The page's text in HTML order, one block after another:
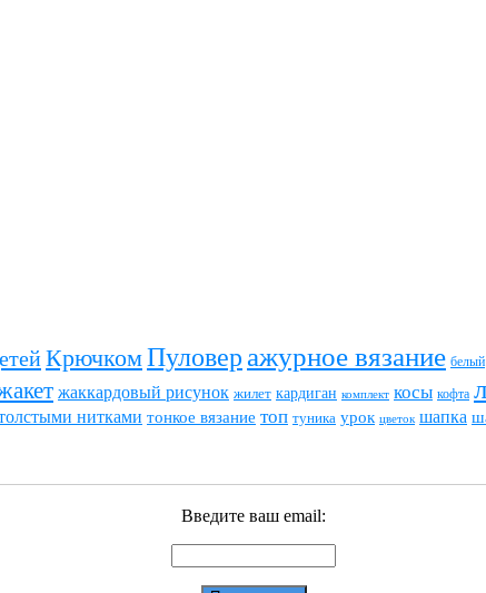
КрючкомПуловер ажурное вязание белый
жаккардовый рисунок жилет кардиган комплект косы кофта
нитками тонкое вязание топ туника урок цветок шапка
Введите ваш email: